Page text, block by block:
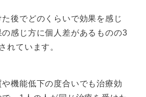
後でどのくらいで効果を感じ
感じ方に個人差があるものの3
れています。
機能低下の度合いでも治療効